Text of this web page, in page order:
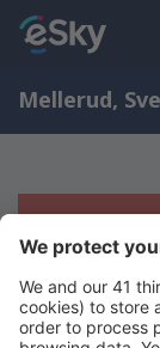
Beklager,
Prøv å søk etter